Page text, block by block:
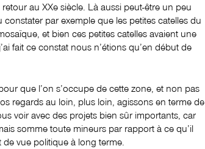
au XXe siècle. Là aussi peut-être un peu
constater par exemple que les petites catelles du
et bien ces petites catelles avaient une
fait ce constat nous n’étions qu’en début de
que l’on s’occupe de cette zone, et non pas
regards au loin, plus loin, agissons en terme de
voir avec des projets bien sûr importants, car
somme toute mineurs par rapport à ce qu’il
vue politique à long terme.